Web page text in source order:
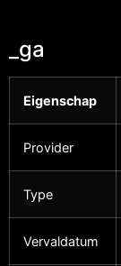
_ga
Eigenschap
Provider
Type
Vervaldatum